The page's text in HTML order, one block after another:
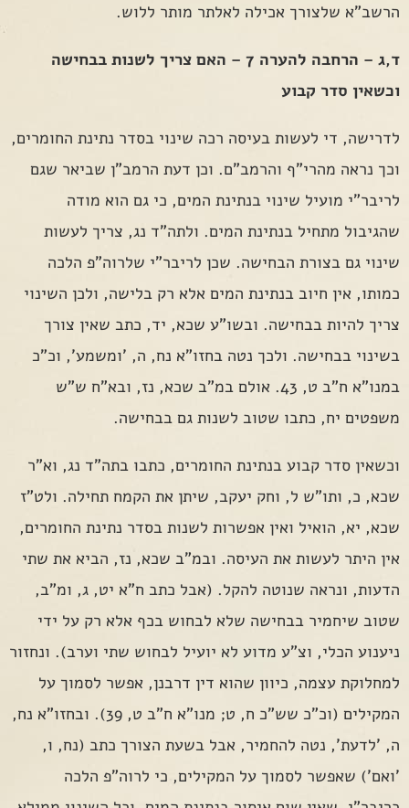
הרשב"א שלצורך אכילה לאלתר מותר ללוש.
ד,ג – הרחבה להערה 7 – האם צריך לשנות בבחישה
וכשאין סדר קבוע
לדרישה, די לעשות בעיסה רכה שינוי בסדר נתינת החומרים,
וכך נראה מהרי"ף והרמב"ם. וכן דעת הרמב"ן שביאר שגם
לריבר"י מועיל שינוי בנתינת המים, כי גם הוא מודה
שהגיבול מתחיל בנתינת המים. ולתה"ד נג, צריך לעשות
שינוי גם בצורת הבחישה. שכן לריבר"י שלרוה"פ הלכה
כמותו, אין חיוב בנתינת המים אלא רק בלישה, ולכן השינוי
צריך להיות בבחישה. ובשו"ע שכא, יד, כתב שאין צורך
בשינוי בבחישה. ולכך נטה בחזו"א נח, ה, 'ומשמע', וכ"כ
במנו"א ח"ב ט, 43. אולם במ"ב שכא, נז, ובא"ח ש"ש
משפטים יח, כתבו שטוב לשנות גם בבחישה.
וכשאין סדר קבוע בנתינת החומרים, כתבו בתה"ד נג, וא"ר
שכא, כ, ותו"ש ל, וחק יעקב, שיתן את הקמח תחילה. ולט"ז
שכא, יא, הואיל ואין אפשרות לשנות בסדר נתינת החומרים,
אין היתר לעשות את העיסה. ובמ"ב שכא, נז, הביא את שתי
הדעות, ונראה שנוטה להקל. (אבל כתב ח"א יט, ג, ומ"ב,
שטוב שיחמיר בבחישה שלא לבחוש בכף אלא רק על ידי
ניענוע הכלי, וצ"ע מדוע לא יועיל לבחוש שתי וערב). ונחזור
למחלוקת עצמה, כיוון שהוא דין דרבנן, אפשר לסמוך על
המקילים (וכ"כ שש"כ ח, ט; מנו"א ח"ב ט, 39). ובחזו"א נח,
ה, 'לדעת', נטה להחמיר, אבל בשעת הצורך כתב (נח, ו,
'ואם') שאפשר לסמוך על המקילים, כי לרוה"פ הלכה